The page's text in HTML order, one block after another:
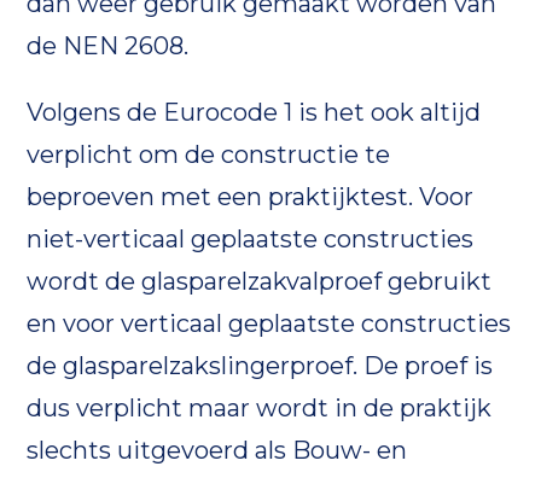
de NEN 2608.
Volgens de Eurocode 1 is het ook altijd
verplicht om de constructie te
beproeven met een praktijktest. Voor
niet-verticaal geplaatste constructies
wordt de glasparelzakvalproef gebruikt
en voor verticaal geplaatste constructies
de glasparelzakslingerproef. De proef is
dus verplicht maar wordt in de praktijk
slechts uitgevoerd als Bouw- en